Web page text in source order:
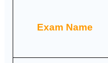
Exam Name